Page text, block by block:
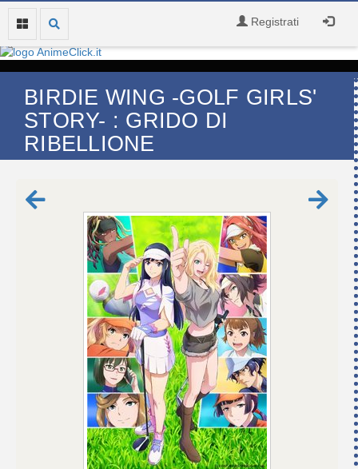
Registrati
BIRDIE WING -GOLF GIRLS'
STORY- : GRIDO DI
RIBELLIONE